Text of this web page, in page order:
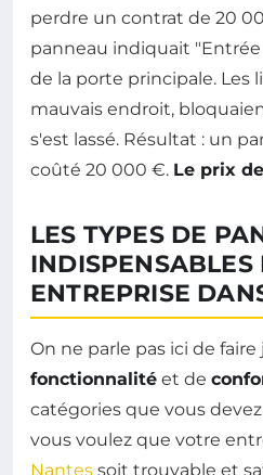
perdre un contrat de 20
panneau indiquait "Entrée
de la porte principale. Les
mauvais endroit,
s'est lassé. Résultat : un
coûté 20 000 €. Le prix
LES TYPES DE
INDISPENSABLES
ENTREPRISE
On ne parle pas ici de faire
fonctionnalité et de
catégories que vous
vous voulez que votre
Nantes soit trouvable et